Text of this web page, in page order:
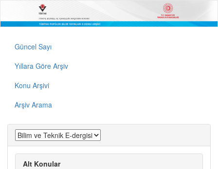
Güncel Sayı
Yıllara Göre Arşiv
Konu Arşivi
Arşiv Arama
Alt Konular